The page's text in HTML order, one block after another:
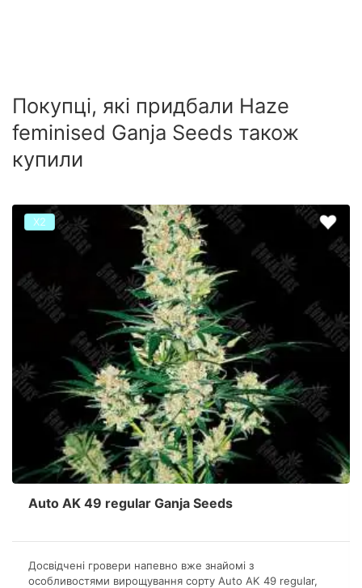
Покупці, які придбали Haze
feminised Ganja Seeds також
купили
Х2
Auto AK 49 regular Ganja Seeds
Досвідчені гровери напевно вже знайомі з
особливостями вирощування сорту Аuto AK 49 regular,